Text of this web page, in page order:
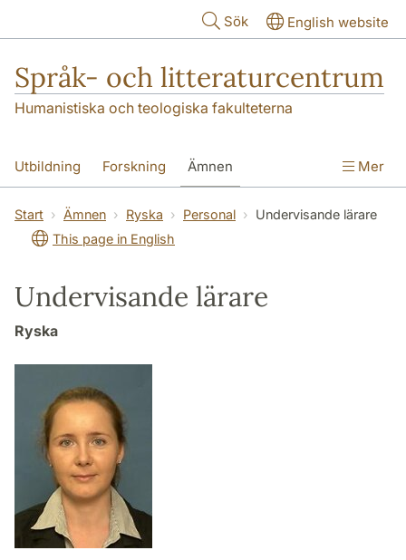
Sök English website
Språk- och litteraturcentrum
Humanistiska och teologiska fakulteterna
Utbildning Forskning Ämnen
SOL-husen Kontakt Institutionen
översättning till svenska
Mer
Start Ämnen Ryska Personal
Undervisande lärare
This page in English
Undervisande lärare
Ryska